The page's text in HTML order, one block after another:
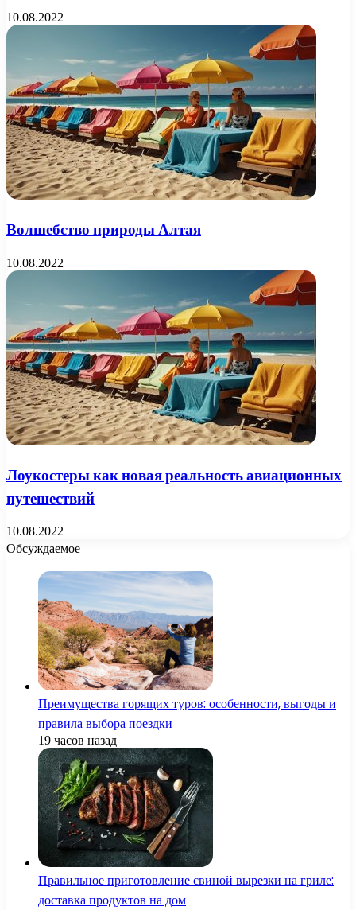
10.08.2022
Волшебство природы Алтая
10.08.2022
Лоукостеры как новая реальность авиационных
путешествий
10.08.2022
Обсуждаемое
Преимущества горящих туров: особенности, выгоды и
правила выбора поездки
19 часов назад
Правильное приготовление свиной вырезки на гриле:
доставка продуктов на дом